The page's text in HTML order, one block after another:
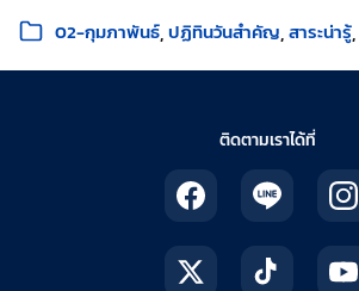
หมวดหมู่:
02-กุมภาพันธ์ ปฏิทินวันสำคัญ สาระน่ารู้
ติดตามเราได้ที่